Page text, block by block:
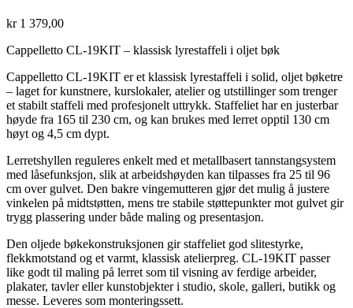
kr1 379,00
Cappelletto CL-19KIT – klassisk lyrestaffeli i oljet bøk
Cappelletto CL-19KIT er et klassisk lyrestaffeli i solid, oljet bøketre
– laget for kunstnere, kurslokaler, atelier og utstillinger som trenger
et stabilt staffeli med profesjonelt uttrykk. Staffeliet har en justerbar
høyde fra 165 til 230 cm, og kan brukes med lerret opptil 130 cm
høyt og 4,5 cm dypt.
Lerretshyllen reguleres enkelt med et metallbasert tannstangsystem
med låsefunksjon, slik at arbeidshøyden kan tilpasses fra 25 til 96
cm over gulvet. Den bakre vingemutteren gjør det mulig å justere
vinkelen på midtstøtten, mens tre stabile støttepunkter mot gulvet gir
trygg plassering under både maling og presentasjon.
Den oljede bøkekonstruksjonen gir staffeliet god slitestyrke,
flekkmotstand og et varmt, klassisk atelierpreg. CL-19KIT passer
like godt til maling på lerret som til visning av ferdige arbeider,
plakater, tavler eller kunstobjekter i studio, skole, galleri, butikk og
messe. Leveres som monteringssett.